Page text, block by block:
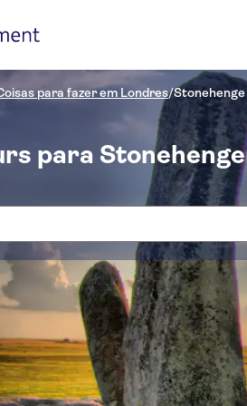
para fazer em Londres/Stonehenge
para Stonehenge
Máx. R$
gratuito
instantânea
de